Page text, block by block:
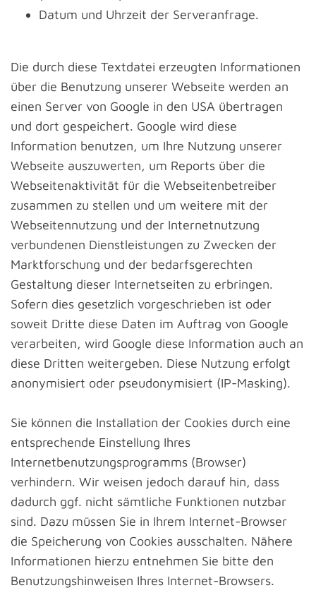
Datum und Uhrzeit der Serveranfrage.
Die durch diese Textdatei erzeugten Informationen
über die Benutzung unserer Webseite werden an
einen Server von Google in den USA übertragen
und dort gespeichert. Google wird diese
Information benutzen, um Ihre Nutzung unserer
Webseite auszuwerten, um Reports über die
Webseitenaktivität für die Webseitenbetreiber
zusammen zu stellen und um weitere mit der
Webseitennutzung und der Internetnutzung
verbundenen Dienstleistungen zu Zwecken der
Marktforschung und der bedarfsgerechten
Gestaltung dieser Internetseiten zu erbringen.
Sofern dies gesetzlich vorgeschrieben ist oder
soweit Dritte diese Daten im Auftrag von Google
verarbeiten, wird Google diese Information auch an
diese Dritten weitergeben. Diese Nutzung erfolgt
anonymisiert oder pseudonymisiert (IP-Masking).
Sie können die Installation der Cookies durch eine
entsprechende Einstellung Ihres
Internetbenutzungsprogramms (Browser)
verhindern. Wir weisen jedoch darauf hin, dass
dadurch ggf. nicht sämtliche Funktionen nutzbar
sind. Dazu müssen Sie in Ihrem Internet-Browser
die Speicherung von Cookies ausschalten. Nähere
Informationen hierzu entnehmen Sie bitte den
Benutzungshinweisen Ihres Internet-Browsers.